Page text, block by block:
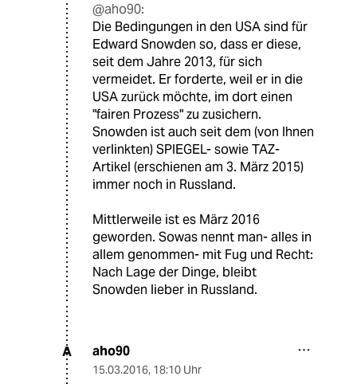
@aho90:
Die Bedingungen in den USA sind für
Edward Snowden so, dass er diese,
seit dem Jahre 2013, für sich
vermeidet. Er forderte, weil er in die
USA zurück möchte, im dort einen
"fairen Prozess" zu zusichern.
Snowden ist auch seit dem (von Ihnen
verlinkten) SPIEGEL- sowie TAZ-
Artikel (erschienen am 3. März 2015)
immer noch in Russland.
Mittlerweile ist es März 2016
geworden. Sowas nennt man- alles in
allem genommen- mit Fug und Recht:
Nach Lage der Dinge, bleibt
Snowden lieber in Russland.
A aho90
15.03.2016, 18:10 Uhr